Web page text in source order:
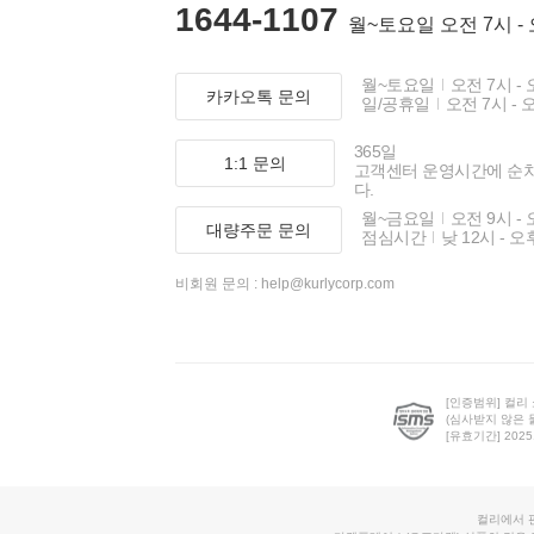
1644-1107 월~토요일 오전 7시 -
카카오톡 문의
월~토요일
오전 7시 -
일/공휴일
오전 7시 -
1:1 문의
365일
고객센터 운영시간에 순
다.
대량주문 문의
월~금요일
오전 9시 -
점심시간
낮 12시 - 오
비회원 문의 : help@kurlycorp.com
[인증범위] 컬리
(심사받지 않은
[유효기간]
컬리에서